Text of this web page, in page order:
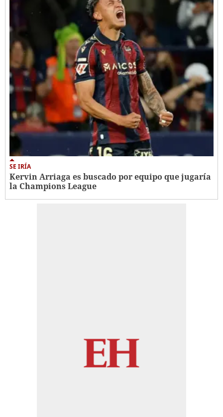
SE IRÍA
Kervin Arriaga es buscado por equipo que jugaría
la Champions League